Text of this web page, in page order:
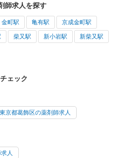
師求人を探す
金町駅 亀有駅 京成金町駅
柴又駅 新小岩駅 新柴又駅
ェック
東京都葛飾区の薬剤師求人
人